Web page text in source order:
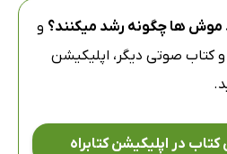
موش ها چگونه رشد میکنند؟ و
کتاب صوتی دیگر، اپلیکیشن
کتاب در اپلیکیشن کتابراه